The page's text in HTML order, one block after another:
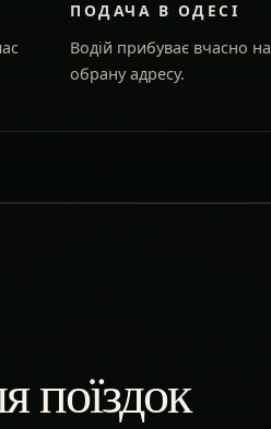
ПОДАЧА В ОДЕСІ
Водій прибуває вчасно на
обрану адресу.
поїздок